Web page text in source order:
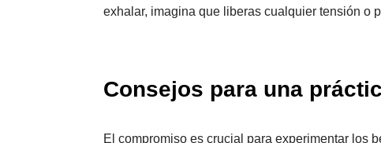
exhalar, imagina que liberas cualquier tensión o
Consejos para una
El compromiso es crucial para experimentar los